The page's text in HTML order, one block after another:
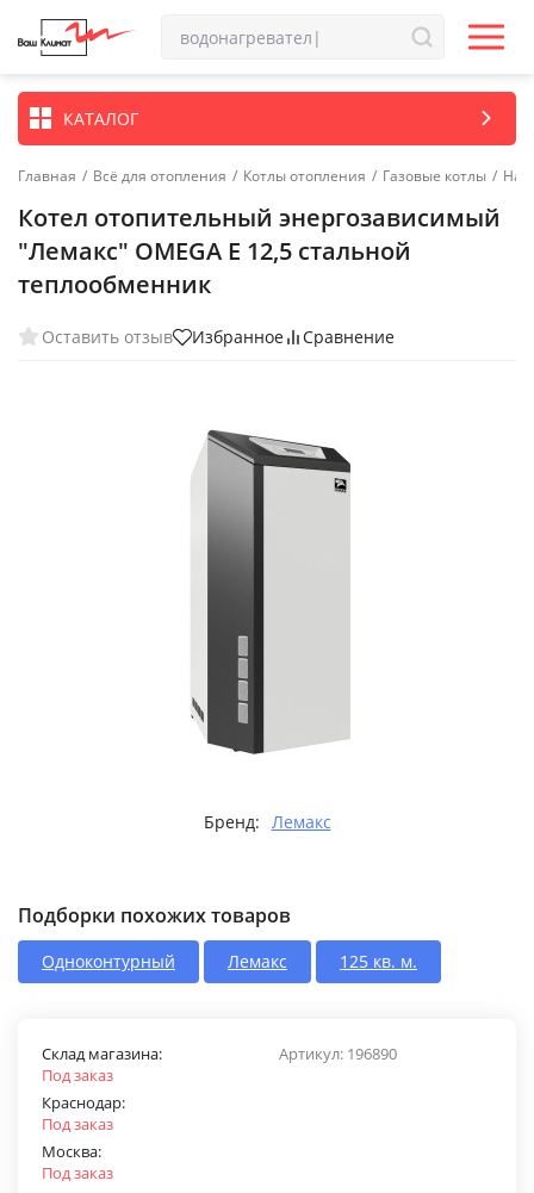
КАТАЛОГ
Главная / Всё для отопления / Котлы отопления / Газовые котлы /
Котел отопительный энергозависимый
"Лемакс" OMEGA E 12,5 стальной
теплообменник
Оставить отзыв Избранное Сравнение
Бренд: Лемакс
Подборки похожих товаров
Одноконтурный Лемакс 125 кв. м.
Артикул: 196890
Склад магазина:
Под заказ
Краснодар:
Под заказ
Москва:
Под заказ